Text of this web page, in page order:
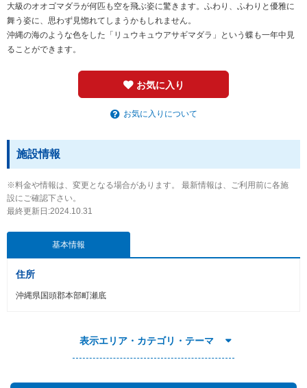
大級のオオゴマダラが何匹も空を飛ぶ姿に驚きます。ふわり、ふわりと優雅に
舞う姿に、思わず見惚れてしまうかもしれません。
沖縄の海のような色をした「リュウキュウアサギマダラ」という蝶も一年中見
ることができます。
お気に入り
お気に入りについて
施設情報
※料金や情報は、変更となる場合があります。 最新情報は、ご利用前に各施
設にご確認下さい。
最終更新日:2024.10.31
基本情報
住所
沖縄県国頭郡本部町瀬底
表示エリア・カテゴリ・テーマ